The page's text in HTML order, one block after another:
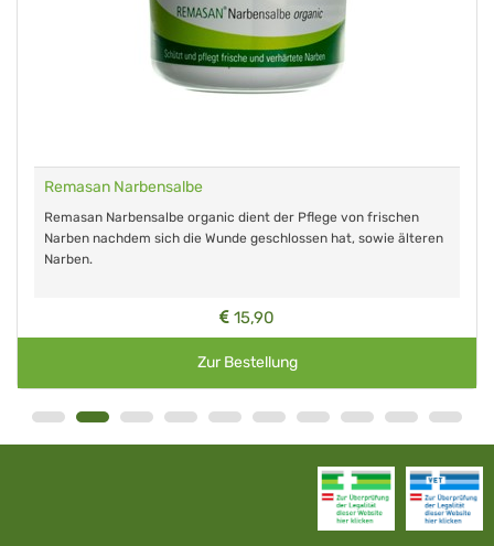
Remasan Narbensalbe
Remasan Narbensalbe organic dient der Pflege von frischen
Narben nachdem sich die Wunde geschlossen hat, sowie älteren
Narben.
15,90
Zur Bestellung